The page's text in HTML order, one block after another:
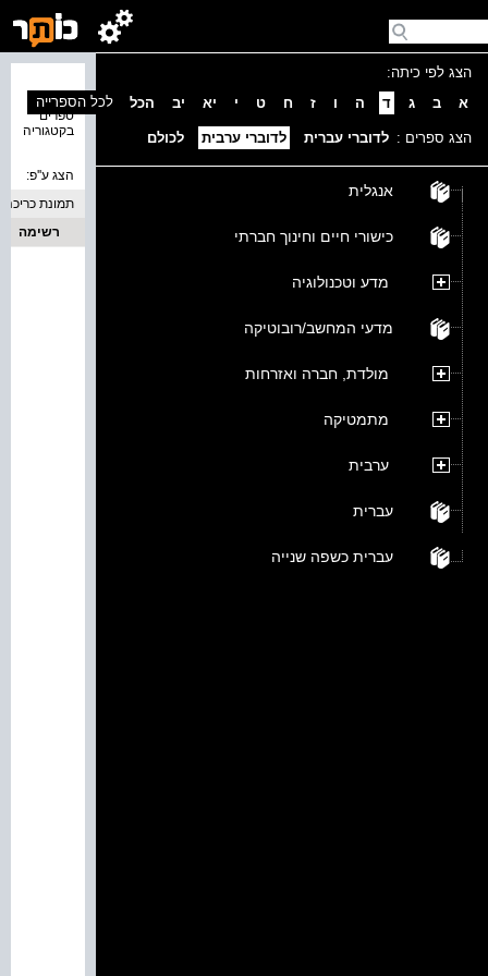
הצג לפי כיתה:
א
ב ג ד ה ו ז ח ט י יא יב הכל
הצג ספרים : לדוברי עברית לדוברי ערבית לכולם
אנגלית
כישורי חיים וחינוך חברתי
מדע וטכנולוגיה
מדעי המחשב/רובוטיקה
מולדת, חברה ואזרחות
מתמטיקה
ערבית
עברית
עברית כשפה שנייה
ספרים
בקטגוריה
לכל הספרייה
הצג ע''פ:
תמונת כריכה
רשימה